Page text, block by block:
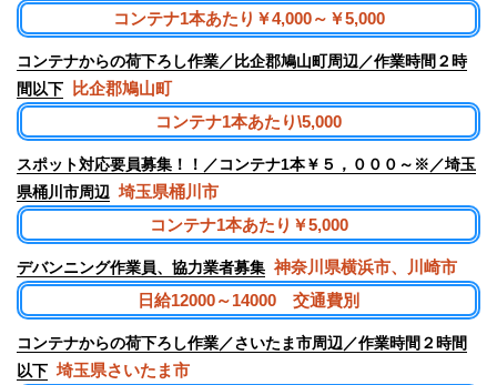
コンテナ1本あたり￥4,000～￥5,000
コンテナからの荷下ろし作業／比企郡鳩山町周辺／作業時間２時
間以下 比企郡鳩山町
コンテナ1本あたり\5,000
スポット対応要員募集！！／コンテナ1本￥５，０００～※／埼玉
県桶川市周辺 埼玉県桶川市
コンテナ1本あたり￥5,000
デバンニング作業員、協力業者募集 神奈川県横浜市、川崎市
日給12000～14000 交通費別
コンテナからの荷下ろし作業／さいたま市周辺／作業時間２時間
以下 埼玉県さいたま市